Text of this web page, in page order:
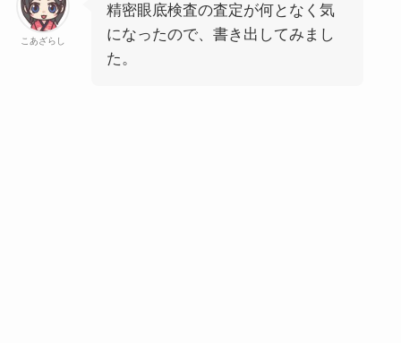
こあざらし
精密眼底検査の査定が何となく気
になったので、書き出してみまし
た。